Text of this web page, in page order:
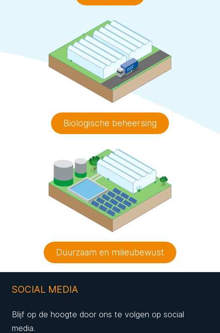
Biologische beheersing
Duurzaam en milieubewust
SOCIAL MEDIA
Blijf op de hoogte door ons te volgen op social
media.